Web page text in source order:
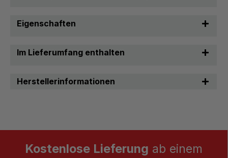
Eigenschaften
Im Lieferumfang enthalten
Herstellerinformationen
Kostenlose Lieferung ab einem